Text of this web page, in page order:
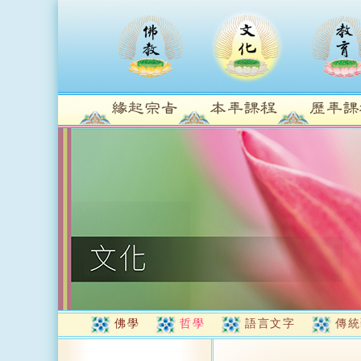
佛學 哲學 語言文字 傳